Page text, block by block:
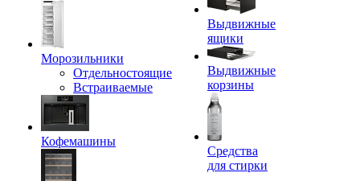
Морозильники
Отдельностоящие
Встраиваемые
Кофемашины
Выдвижные
ящики
Выдвижные
корзины
Средства
для стирки